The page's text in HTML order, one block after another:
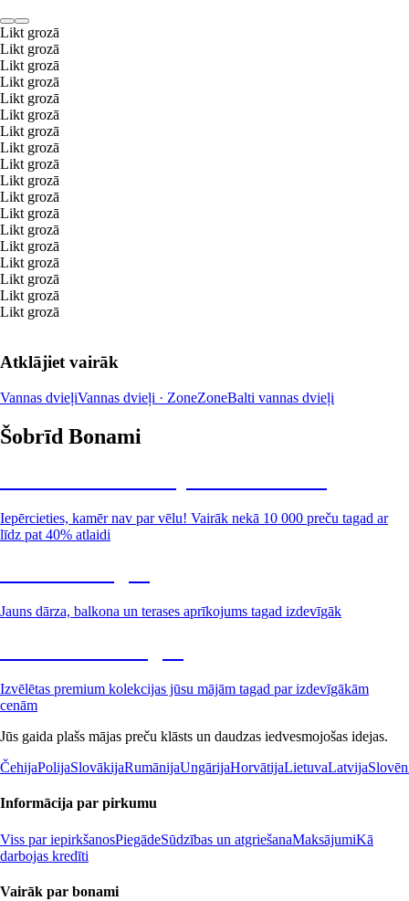
Likt grozā
Likt grozā
Likt grozā
Likt grozā
Likt grozā
Likt grozā
Likt grozā
Likt grozā
Likt grozā
Likt grozā
Likt grozā
Likt grozā
Likt grozā
Likt grozā
Likt grozā
Likt grozā
Likt grozā
Likt grozā
Atklājiet vairāk
Vannas dvieļiVannas dvieļi · ZoneZoneBalti vannas dvieļi
Šobrīd Bonami
Iepērcieties, kamēr nav par vēlu! Vairāk nekā 10 000 preču tagad ar
līdz pat 40% atlaidi
Jauns dārza, balkona un terases aprīkojums tagad izdevīgāk
Izvēlētas premium kolekcijas jūsu mājām tagad par izdevīgākām
cenām
Jūs gaida plašs mājas preču klāsts un daudzas iedvesmojošas idejas.
ČehijaPolijaSlovākijaRumānijaUngārijaHorvātijaLietuvaLatvija
Informācija par pirkumu
Viss par iepirkšanosPiegādeSūdzības un atgriešanaMaksājumiKā
darbojas kredīti
Vairāk par bonami